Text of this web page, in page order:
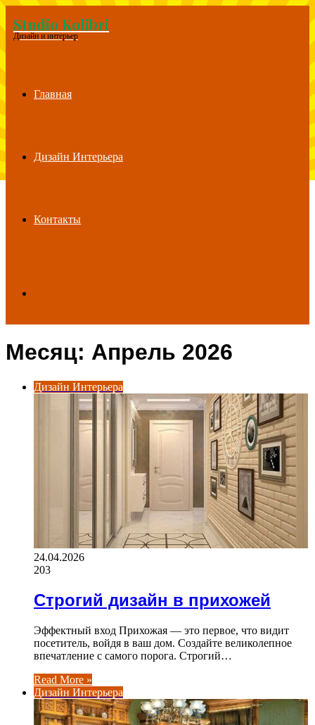
Menu
Studio Kolibri
Дизайн и интерьер
Главная
Дизайн Интерьера
Контакты
for
Месяц: Апрель 2026
Дизайн Интерьера
24.04.2026
203
Строгий дизайн в прихожей
Эффектный вход Прихожая — это первое, что видит
посетитель, войдя в ваш дом. Создайте великолепное
впечатление с самого порога. Строгий…
Read More »
Дизайн Интерьера